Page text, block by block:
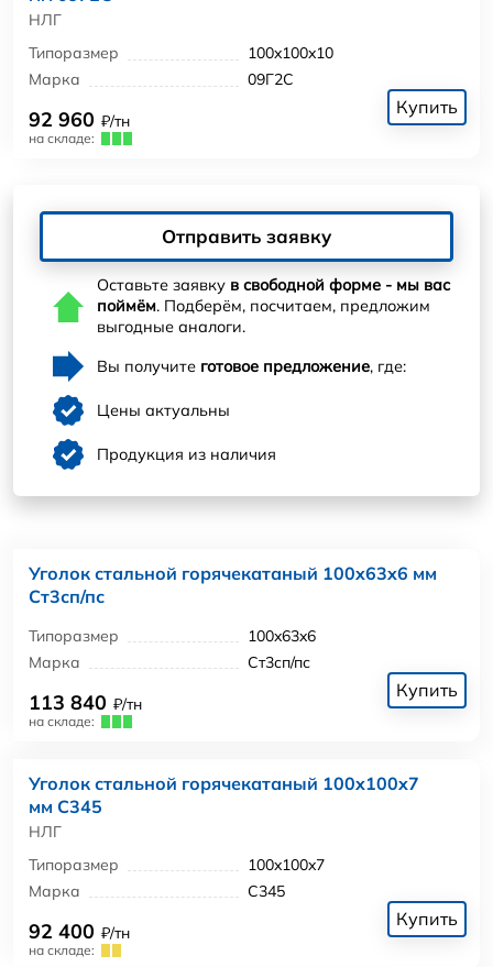
НЛГ
Типоразмер
100x100x10
Марка
09Г2С
92 960 ₽/тн
на складе:
Купить
Отправить заявку
Оставьте заявку в свободной форме - мы вас
поймём. Подберём, посчитаем, предложим
выгодные аналоги.
Вы получите готовое предложение, где:
Цены актуальны
Продукция из наличия
Уголок стальной горячекатаный 100x63x6 мм
Ст3сп/пс
Типоразмер
100x63x6
Марка
Ст3сп/пс
113 840 ₽/тн
на складе:
Купить
Уголок стальной горячекатаный 100x100x7
мм С345
НЛГ
Типоразмер
100x100x7
Марка
С345
92 400 ₽/тн
на складе:
Купить